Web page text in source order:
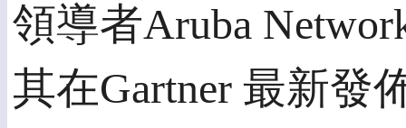
領導者Aruba
其在Gartner 最新發